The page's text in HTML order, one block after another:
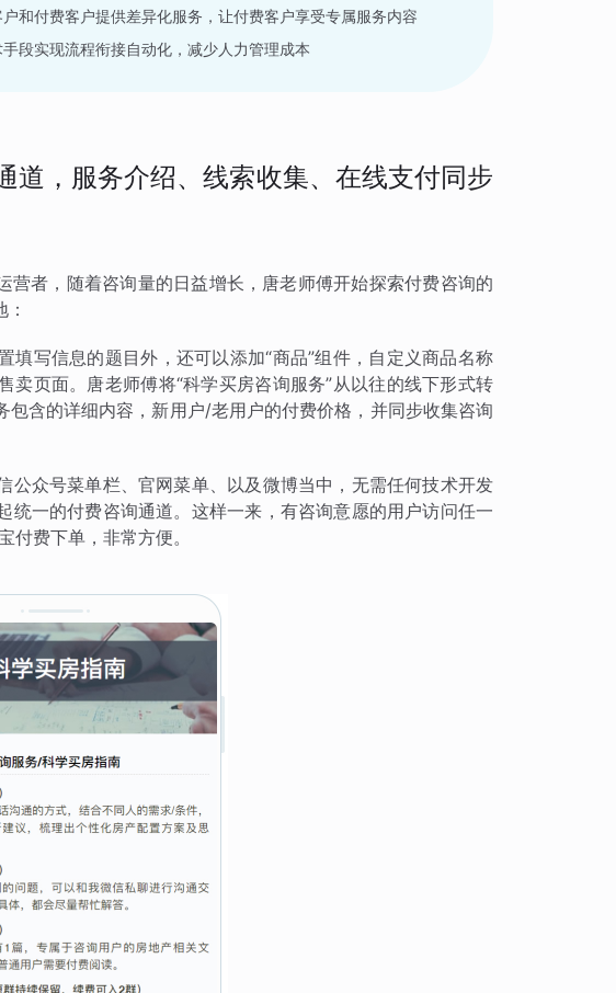
和付费客户提供差异化服务，让付费客户享受专属服务内容
段实现流程衔接自动化，减少人力管理成本
道，服务介绍、线索收集、在线支付同步
营者，随着咨询量的日益增长，唐老师傅开始探索付费咨询的
填写信息的题目外，还可以添加“商品”组件，自定义商品名称
页面。唐老师傅将“科学买房咨询服务”从以往的线下形式转
含的详细内容，新用户/老用户的付费价格，并同步收集咨询
公众号菜单栏、官网菜单、以及微博当中，无需任何技术开发
统一的付费咨询通道。这样一来，有咨询意愿的用户访问任一
费下单，非常方便。